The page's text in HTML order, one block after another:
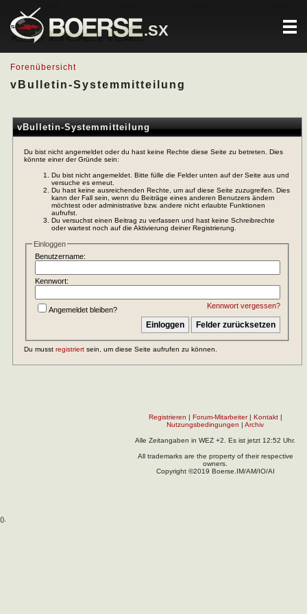
.SX
Forenübersicht
vBulletin-Systemmitteilung
vBulletin-Systemmitteilung
Du bist nicht angemeldet oder du hast keine Rechte diese Seite zu betreten. Dies
könnte einer der Gründe sein:
Du bist nicht angemeldet. Bitte fülle die Felder unten auf der Seite aus und
versuche es erneut.
Du hast keine ausreichenden Rechte, um auf diese Seite zuzugreifen. Dies
kann der Fall sein, wenn du Beiträge eines anderen Benutzers ändern
möchtest oder administrative bzw. andere nicht erlaubte Funktionen
aufrufst.
Du versuchst einen Beitrag zu verfassen und hast keine Schreibrechte
oder wartest noch auf die Aktivierung deiner Registrierung.
Einloggen
Benutzername:
Kennwort:
Kennwort vergessen?
Angemeldet bleiben?
Du musst registriert sein, um diese Seite aufrufen zu können.
Registrieren | Forum-Mitarbeiter| Kontakt|
Nutzungsbedingungen | Archiv
Alle Zeitangaben in WEZ +2. Es ist jetzt 12:52 Uhr.
All trademarks are the property of their respective
owners.
Copyright ©2019 Boerse.IM/AM/IO/AI
().